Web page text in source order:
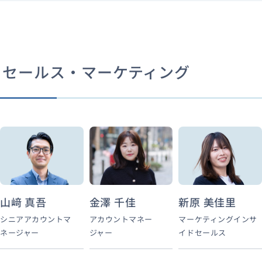
セールス・マーケティング
山﨑 真吾
シニアアカウントマ
ネージャー
金澤 千佳
アカウントマネー
ジャー
新原 美佳里
マーケティングインサ
イドセールス